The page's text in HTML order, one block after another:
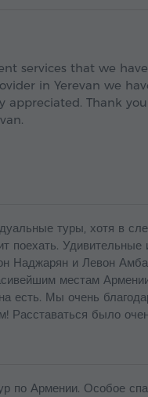
services that we
in Yerevan we
appreciated. Thank
туры, хотя в
поехать.
Наджарян и Левон
местам
есть. Мы очень
Расставаться было
по Армении. Особое